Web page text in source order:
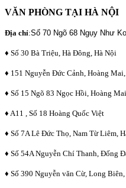
VĂN PHÒNG TẠI HÀ NỘI
Địa chỉ:Số 70 Ngõ 68 Ngụy Như
♦ Số 30 Bà Triệu, Hà Đông, Hà Nội
♦ 151 Nguyễn Đức Cảnh, Hoàng
♦ Số 15 Ngõ 83 Ngọc Hồi, Hoàng
♦ A11 , Số 18 Hoàng Quốc Việt
♦ Số 7A Lê Đức Thọ, Nam Từ Liêm,
♦ Số 54A Nguyễn Chí Thanh, Đống
♦ Số 390 Nguyễn văn Cừ, Long